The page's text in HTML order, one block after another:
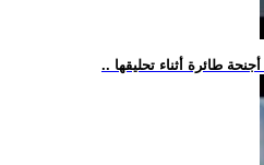
طائرة أثناء تحليقها